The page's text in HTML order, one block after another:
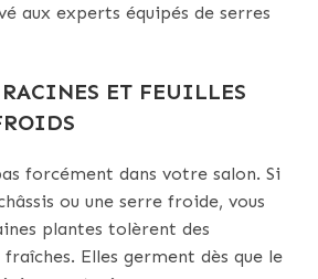
aux experts équipés de serres
ET FEUILLES
forcément dans votre salon. Si
ou une serre froide, vous
plantes tolèrent des
Elles germent dès que le